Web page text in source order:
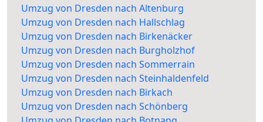
Umzug von Dresden nach Altenburg
Umzug von Dresden nach Hallschlag
Umzug von Dresden nach Birkenäcker
Umzug von Dresden nach Burgholzhof
Umzug von Dresden nach Sommerrain
Umzug von Dresden nach Steinhaldenfeld
Umzug von Dresden nach Birkach
Umzug von Dresden nach Schönberg